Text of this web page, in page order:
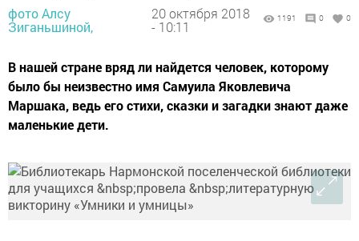
фото Алсу
Зиганьшиной,
20 октября 2018
- 10:11
1191 0 0
В нашей стране вряд ли найдется человек, которому
было бы неизвестно имя Самуила Яковлевича
Маршака, ведь его стихи, сказки и загадки знают даже
маленькие дети.